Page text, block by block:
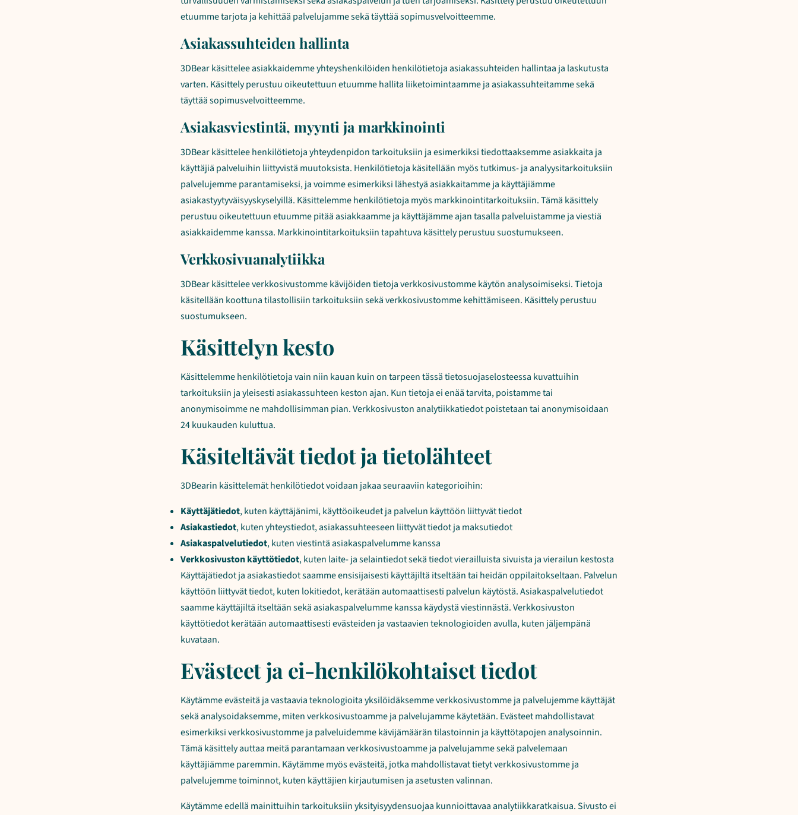
etuumme tarjota ja kehittää palvelujamme sekä täyttää sopimusvelvoitteemme.
Asiakassuhteiden hallinta
3DBear käsittelee asiakkaidemme yhteyshenkilöiden henkilötietoja asiakassuhteiden hallintaa ja laskutusta
varten. Käsittely perustuu oikeutettuun etuumme hallita liiketoimintaamme ja asiakassuhteitamme sekä
täyttää sopimusvelvoitteemme.
Asiakasviestintä, myynti ja markkinointi
3DBear käsittelee henkilötietoja yhteydenpidon tarkoituksiin ja esimerkiksi tiedottaaksemme asiakkaita ja
käyttäjiä palveluihin liittyvistä muutoksista. Henkilötietoja käsitellään myös tutkimus- ja analyysitarkoituksiin
palvelujemme parantamiseksi, ja voimme esimerkiksi lähestyä asiakkaitamme ja käyttäjiämme
asiakastyytyväisyyskyselyillä. Käsittelemme henkilötietoja myös markkinointitarkoituksiin. Tämä käsittely
perustuu oikeutettuun etuumme pitää asiakkaamme ja käyttäjämme ajan tasalla palveluistamme ja viestiä
asiakkaidemme kanssa. Markkinointitarkoituksiin tapahtuva käsittely perustuu suostumukseen.
Verkkosivuanalytiikka
3DBear käsittelee verkkosivustomme kävijöiden tietoja verkkosivustomme käytön analysoimiseksi. Tietoja
käsitellään koottuna tilastollisiin tarkoituksiin sekä verkkosivustomme kehittämiseen. Käsittely perustuu
suostumukseen.
Käsittelyn kesto
Käsittelemme henkilötietoja vain niin kauan kuin on tarpeen tässä tietosuojaselosteessa kuvattuihin
tarkoituksiin ja yleisesti asiakassuhteen keston ajan. Kun tietoja ei enää tarvita, poistamme tai
anonymisoimme ne mahdollisimman pian. Verkkosivuston analytiikkatiedot poistetaan tai anonymisoidaan
24 kuukauden kuluttua.
Käsiteltävät tiedot ja tietolähteet
3DBearin käsittelemät henkilötiedot voidaan jakaa seuraaviin kategorioihin:
Käyttäjätiedot, kuten käyttäjänimi, käyttöoikeudet ja palvelun käyttöön liittyvät tiedot
Asiakastiedot, kuten yhteystiedot, asiakassuhteeseen liittyvät tiedot ja maksutiedot
Asiakaspalvelutiedot, kuten viestintä asiakaspalvelumme kanssa
Verkkosivuston käyttötiedot, kuten laite- ja selaintiedot sekä tiedot vierailluista sivuista ja vierailun kestosta
Käyttäjätiedot ja asiakastiedot saamme ensisijaisesti käyttäjiltä itseltään tai heidän oppilaitokseltaan. Palvelun
käyttöön liittyvät tiedot, kuten lokitiedot, kerätään automaattisesti palvelun käytöstä. Asiakaspalvelutiedot
saamme käyttäjiltä itseltään sekä asiakaspalvelumme kanssa käydystä viestinnästä. Verkkosivuston
käyttötiedot kerätään automaattisesti evästeiden ja vastaavien teknologioiden avulla, kuten jäljempänä
kuvataan.
Evästeet ja ei-henkilökohtaiset tiedot
Käytämme evästeitä ja vastaavia teknologioita yksilöidäksemme verkkosivustomme ja palvelujemme käyttäjät
sekä analysoidaksemme, miten verkkosivustoamme ja palvelujamme käytetään. Evästeet mahdollistavat
esimerkiksi verkkosivustomme ja palveluidemme kävijämäärän tilastoinnin ja käyttötapojen analysoinnin.
Tämä käsittely auttaa meitä parantamaan verkkosivustoamme ja palvelujamme sekä palvelemaan
käyttäjiämme paremmin. Käytämme myös evästeitä, jotka mahdollistavat tietyt verkkosivustomme ja
palvelujemme toiminnot, kuten käyttäjien kirjautumisen ja asetusten valinnan.
Käytämme edellä mainittuihin tarkoituksiin yksityisyydensuojaa kunnioittavaa analytiikkaratkaisua. Sivusto ei